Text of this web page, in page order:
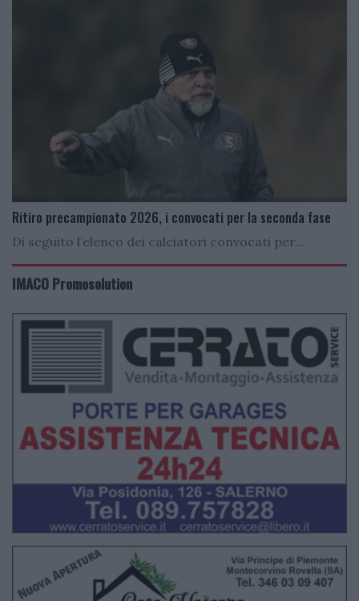
Ritiro precampionato 2026, i convocati per la seconda fase
Di seguito l’elenco dei calciatori convocati per...
IMACO Promosolution